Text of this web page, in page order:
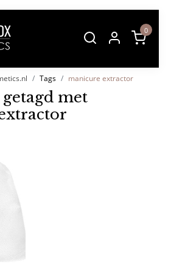
0
Tags manicure extractor
met